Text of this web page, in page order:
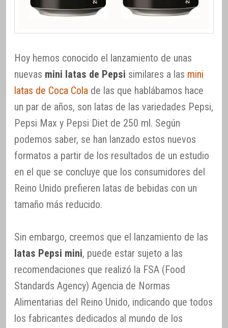
Hoy hemos conocido el lanzamiento de unas
nuevas mini latas de Pepsi similares a las mini
latas de Coca Cola de las que hablábamos hace
un par de años, son latas de las variedades Pepsi,
Pepsi Max y Pepsi Diet de 250 ml. Según
podemos saber, se han lanzado estos nuevos
formatos a partir de los resultados de un estudio
en el que se concluye que los consumidores del
Reino Unido prefieren latas de bebidas con un
tamaño más reducido.
Sin embargo, creemos que el lanzamiento de las
latas Pepsi mini, puede estar sujeto a las
recomendaciones que realizó la FSA (Food
Standards Agency) Agencia de Normas
Alimentarias del Reino Unido, indicando que todos
los fabricantes dedicados al mundo de los